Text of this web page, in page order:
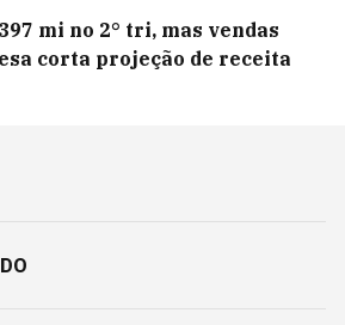
mi no 2° tri, mas vendas
corta projeção de receita